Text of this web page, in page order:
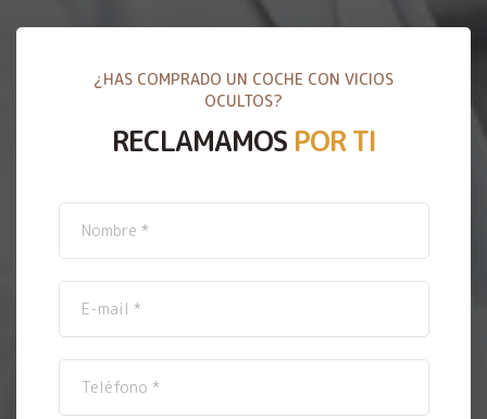
¿HAS COMPRADO UN COCHE CON VICIOS
OCULTOS?
RECLAMAMOS POR TI